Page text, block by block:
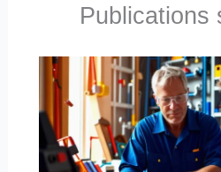
Publications